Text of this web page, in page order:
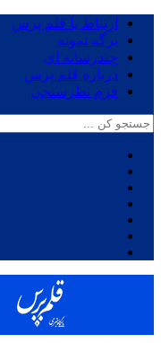
ارتباط با قلم پرس
برگه نمونه
چندرسانه ای
درباره قلم پرس
فرم نظرسنجی